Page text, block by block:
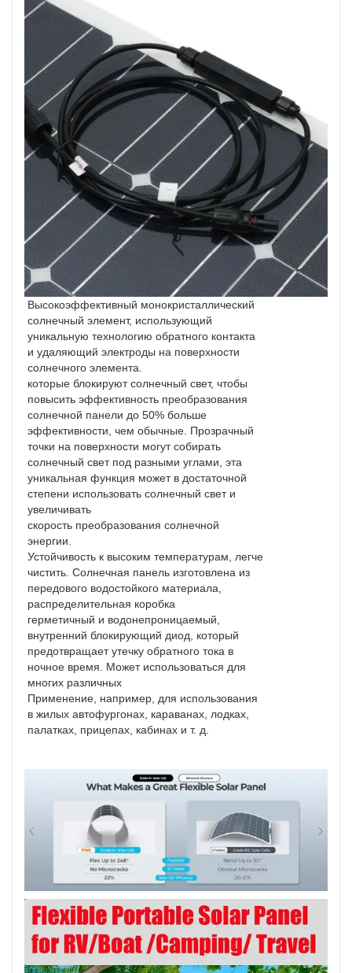
Высокоэффективный монокристаллический
солнечный элемент, использующий
уникальную технологию обратного контакта
и удаляющий электроды на поверхности
солнечного элемента.
которые блокируют солнечный свет, чтобы
повысить эффективность преобразования
солнечной панели до 50% больше
эффективности, чем обычные. Прозрачный
точки на поверхности могут собирать
солнечный свет под разными углами, эта
уникальная функция может в достаточной
степени использовать солнечный свет и
увеличивать
скорость преобразования солнечной
энергии.
Устойчивость к высоким температурам, легче
чистить. Солнечная панель изготовлена ​​из
передового водостойкого материала,
распределительная коробка
герметичный и водонепроницаемый,
внутренний блокирующий диод, который
предотвращает утечку обратного тока в
ночное время. Может использоваться для
многих различных
Применение, например, для использования
в жилых автофургонах, караванах, лодках,
палатках, прицепах, кабинах и т. д.